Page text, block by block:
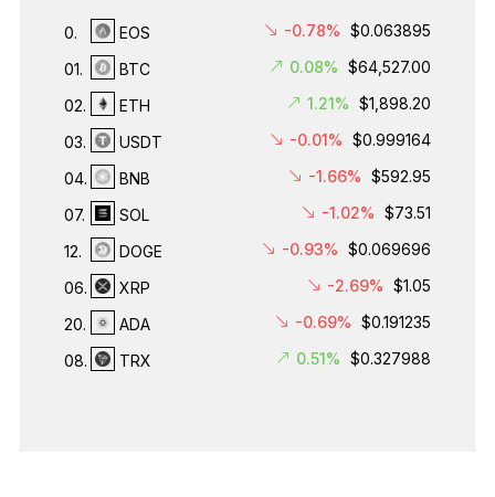
0. EOS -0.78% $0.063895
01. BTC 0.08% $64,527.00
02. ETH 1.21% $1,898.20
03. USDT -0.01% $0.999164
04. BNB -1.66% $592.95
07. SOL -1.02% $73.51
12. DOGE -0.93% $0.069696
06. XRP -2.69% $1.05
20. ADA -0.69% $0.191235
08. TRX 0.51% $0.327988